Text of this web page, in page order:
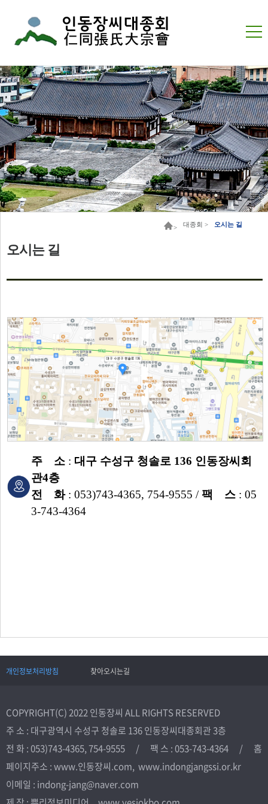
오시는 길
> 대종회 > 오시는 길
주 소 : 대구 수성구 청솔로 136 인동장씨회
관4층
전 화: 053)743-4365, 754-9555 / 팩 스 : 05
3-743-4364
개인정보처리방침 찾아오시는길
COPYRIGHT(C) 2022 인동장씨 ALL RIGHTS RESERVED
주 소 : 대구광역시 수성구 청솔로 136 인동장씨대종회관 3층
전 화 : 053)743-4365, 754-9555 / 팩 스 : 053-743-4364 / 홈
페이지주소 : www.인동장씨.com, www.indongjangssi.or.kr
이메일 : indong-jang@naver.com